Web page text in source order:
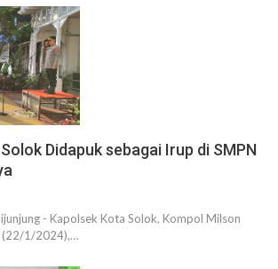
Didapuk sebagai Irup di SMPN
- Kapolsek Kota Solok, Kompol Milson
(22/1/2024),…